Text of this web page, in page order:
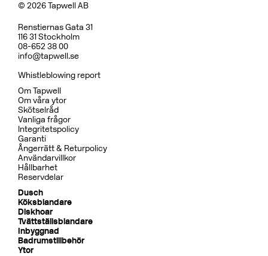
© 2026 Tapwell AB
Renstiernas Gata 31
116 31 Stockholm
08-652 38 00
info@tapwell.se
Whistleblowing report
Om Tapwell
Om våra ytor
Skötselråd
Vanliga frågor
Integritetspolicy
Garanti
Ångerrätt & Returpolicy
Användarvillkor
Hållbarhet
Reservdelar
Dusch
Köksblandare
Diskhoar
Tvättställsblandare
Inbyggnad
Badrumstillbehör
Ytor